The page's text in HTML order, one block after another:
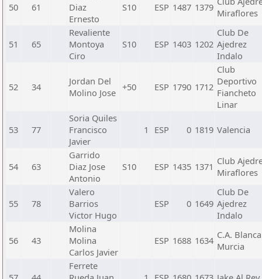
50 61
Diaz
Ernesto
S10 ESP 1487 1379 Miraflores
51 65
Revaliente
Montoya
Ciro
S10 ESP 1403 1202
Club De
Ajedrez
Indalo
52 34
Jordan Del
Molino Jose +50 ESP 1790 1712
Club
Deportivo
Fiancheto
Linar
53 77
Soria Quiles
Francisco
Javier
1 ESP 0 1819 Valencia
54 63
Garrido
Diaz Jose
Antonio
S10 ESP 1435 1371 Club
Miraflores
55 78
Valero
Barrios
Victor Hugo
ESP 0 1649
Club De
Ajedrez
Indalo
56 43
Molina
Molina
Carlos Javier
ESP 1688 1634 C.A. Blanca
Murcia
Ferrete